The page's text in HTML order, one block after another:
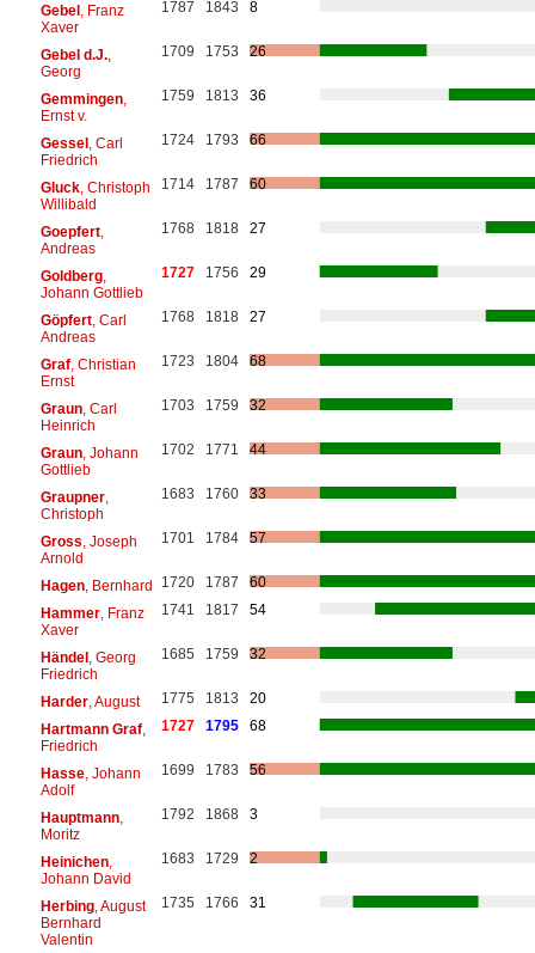
Gebel, Franz
Xaver
1787 1843 8
Gebel d.J.,
Georg
1709 1753 26
Gemmingen,
Ernst v.
1759 1813 36
Gessel, Carl
Friedrich
1724 1793 66
Gluck, Christoph
Willibald
1714 1787 60
Goepfert,
Andreas
1768 1818 27
Goldberg,
Johann Gottlieb
1727 1756 29
Göpfert, Carl
Andreas
1768 1818 27
Graf, Christian
Ernst
1723 1804 68
Graun, Carl
Heinrich
1703 1759 32
Graun, Johann
Gottlieb
1702 1771 44
Graupner,
Christoph
1683 1760 33
Gross , Joseph
Arnold
1701 1784 57
Hagen, Bernhard 1720 1787
60
Hammer, Franz
Xaver
1741 1817 54
Händel, Georg
Friedrich
1685 1759 32
Harder, August 1775 1813
20
Hartmann Graf,
Friedrich
1727 1795 68
Hasse, Johann
Adolf
1699 1783 56
Hauptmann,
Moritz
1792 1868 3
Heinichen,
Johann David
1683 1729 2
Herbing, August
Bernhard
Valentin
1735 1766 31